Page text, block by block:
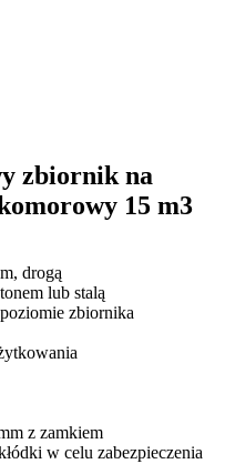
zbiornik na
15 m3
drogą
lub stalą
zbiornika
z zamkiem
w celu zabezpieczenia